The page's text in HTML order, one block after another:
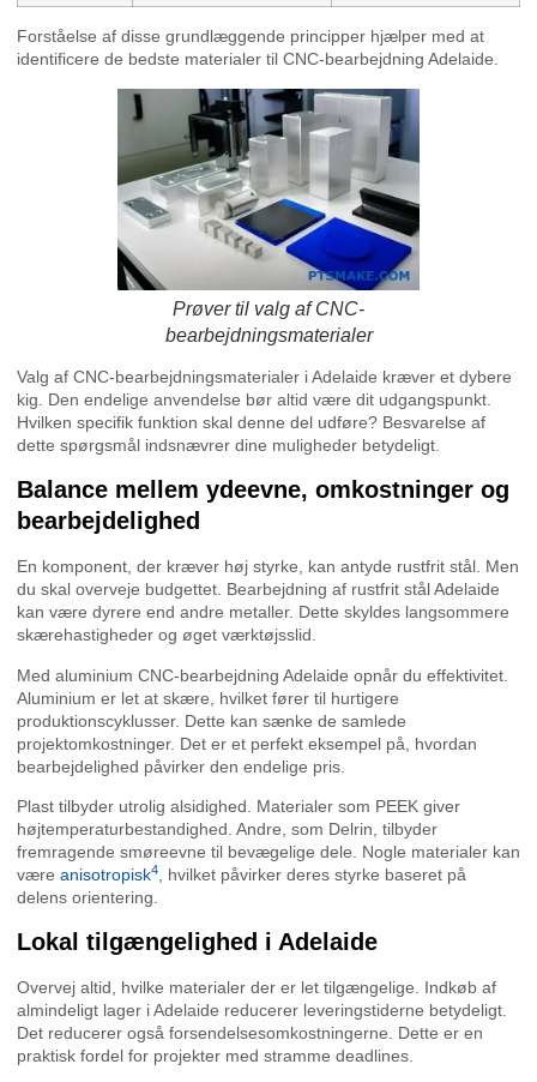
Forståelse af disse grundlæggende principper hjælper med at
identificere de bedste materialer til CNC-bearbejdning Adelaide.
Prøver til valg af CNC-
bearbejdningsmaterialer
Valg af CNC-bearbejdningsmaterialer i Adelaide kræver et dybere
kig. Den endelige anvendelse bør altid være dit udgangspunkt.
Hvilken specifik funktion skal denne del udføre? Besvarelse af
dette spørgsmål indsnævrer dine muligheder betydeligt.
Balance mellem ydeevne, omkostninger og
bearbejdelighed
En komponent, der kræver høj styrke, kan antyde rustfrit stål. Men
du skal overveje budgettet. Bearbejdning af rustfrit stål Adelaide
kan være dyrere end andre metaller. Dette skyldes langsommere
skærehastigheder og øget værktøjsslid.
Med aluminium CNC-bearbejdning Adelaide opnår du effektivitet.
Aluminium er let at skære, hvilket fører til hurtigere
produktionscyklusser. Dette kan sænke de samlede
projektomkostninger. Det er et perfekt eksempel på, hvordan
bearbejdelighed påvirker den endelige pris.
Plast tilbyder utrolig alsidighed. Materialer som PEEK giver
højtemperaturbestandighed. Andre, som Delrin, tilbyder
fremragende smøreevne til bevægelige dele. Nogle materialer kan
være anisotropisk4
, hvilket påvirker deres styrke baseret på
delens orientering.
Lokal tilgængelighed i Adelaide
Overvej altid, hvilke materialer der er let tilgængelige. Indkøb af
almindeligt lager i Adelaide reducerer leveringstiderne betydeligt.
Det reducerer også forsendelsesomkostningerne. Dette er en
praktisk fordel for projekter med stramme deadlines.